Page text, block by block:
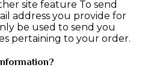
site feature To send
address you provide for
be used to send you
pertaining to your order.